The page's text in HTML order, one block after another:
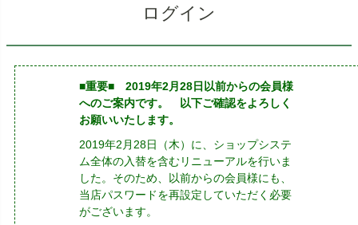
ログイン
■重要■ 2019年2月28日以前からの会員様
へのご案内です。 以下ご確認をよろしく
お願いいたします。
2019年2月28日（木）に、ショップシステ
ム全体の入替を含むリニューアルを行いま
した。そのため、以前からの会員様にも、
当店パスワードを再設定していただく必要
がございます。